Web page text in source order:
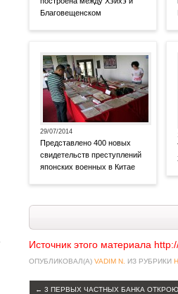
Благовещенском
29/07/2014
Представлено 400 новых
свидетельств преступлений
японских военных в Китае
Источник этого материала
ОПУБЛИКОВАЛ(А) VADIM N. ИЗ РУБРИКИ
← 3 ПЕРВЫХ ЧАСТНЫХ БАНКА